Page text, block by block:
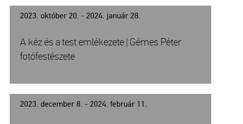
2023. október 20. - 2024. január 28.
A kéz és a test emlékezete | Gémes Péter
fotófestészete
2023. december 8. - 2024. február 11.